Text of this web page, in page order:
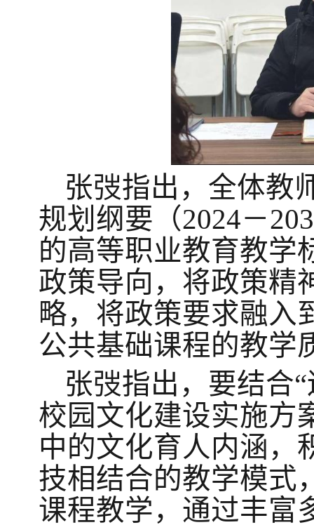
张弢指出， 全体教
规划纲要（2024－
的高等职业教育教学
政策导向，将政策精
略，将政策要求融入
公共基础课程的教学
张弢指出，要结合
校园文化建设实施方
中的文化育人内涵，
技相结合的教学模式
课程教学 ，通过丰富